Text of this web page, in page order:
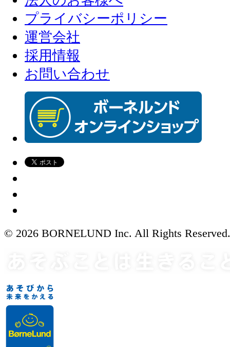
プライバシーポリシー
運営会社
採用情報
お問い合わせ
© 2026 BORNELUND Inc. All Rights Reserved.